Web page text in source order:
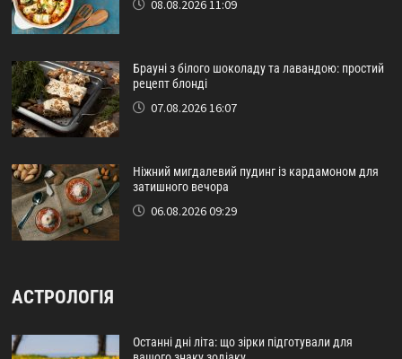
08.08.2026 11:09
Брауні з білого шоколаду та лавандою: простий
рецепт блонді
07.08.2026 16:07
Ніжний мигдалевий пудинг із кардамоном для
затишного вечора
06.08.2026 09:29
АСТРОЛОГІЯ
Останні дні літа: що зірки підготували для